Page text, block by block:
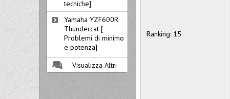
Ranking: 15
tecniche]
Yamaha YZF600R
Thundercat [
Problemi di minimo
e potenza]
Visualizza Altri